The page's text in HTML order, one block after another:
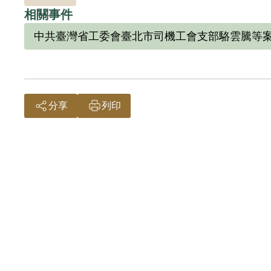
相關事件
中共臺灣省工委會臺北市司機工會支部駱雲騰等
分享 列印